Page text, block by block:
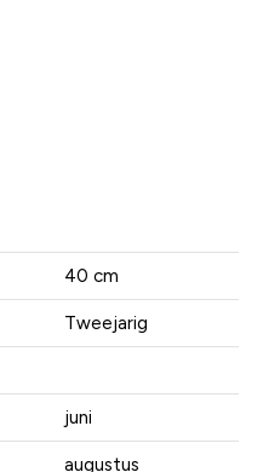
40 cm
Tweejarig
juni
augustus